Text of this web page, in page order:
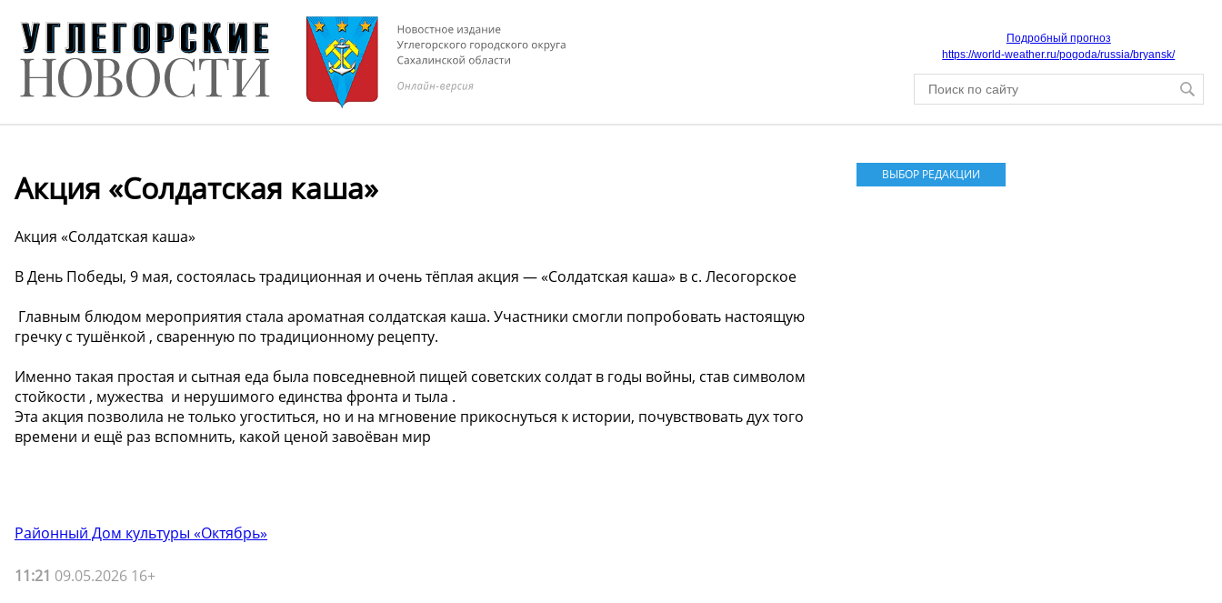
Подробный прогноз
https://world-weather.ru/pogoda/russia/bryansk/
Акция «Солдатская каша»
Акция «Солдатская каша»
В День Победы, 9 мая, состоялась традиционная и очень тёплая акция — «Солдатская каша» в с. Лесогорское
️ Главным блюдом мероприятия стала ароматная солдатская каша. Участники смогли попробовать настоящую
гречку с тушёнкой , сваренную по традиционному рецепту.
Именно такая простая и сытная еда была повседневной пищей советских солдат в годы войны, став символом
стойкости , мужества ️ и нерушимого единства фронта и тыла .
Эта акция позволила не только угоститься, но и на мгновение прикоснуться к истории, почувствовать дух того
времени и ещё раз вспомнить, какой ценой завоёван мир ️ ️
Районный Дом культуры «Октябрь»
11:21 09.05.2026 16+
ВЫБОР РЕДАКЦИИ